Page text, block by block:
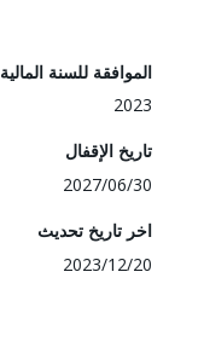
الموافقة للسنة المالية
2023
تاريخ الإقفال
2027/06/30
اخر تاريخ تحديث
2023/12/20